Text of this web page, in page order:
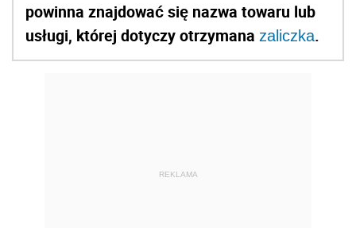
powinna znajdować się nazwa towaru lub
usługi, której dotyczy otrzymana zaliczka.
REKLAMA